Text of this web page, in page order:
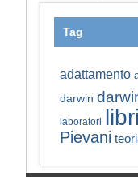
Tag
adattamento
darwin
laboratori libri
Pievani